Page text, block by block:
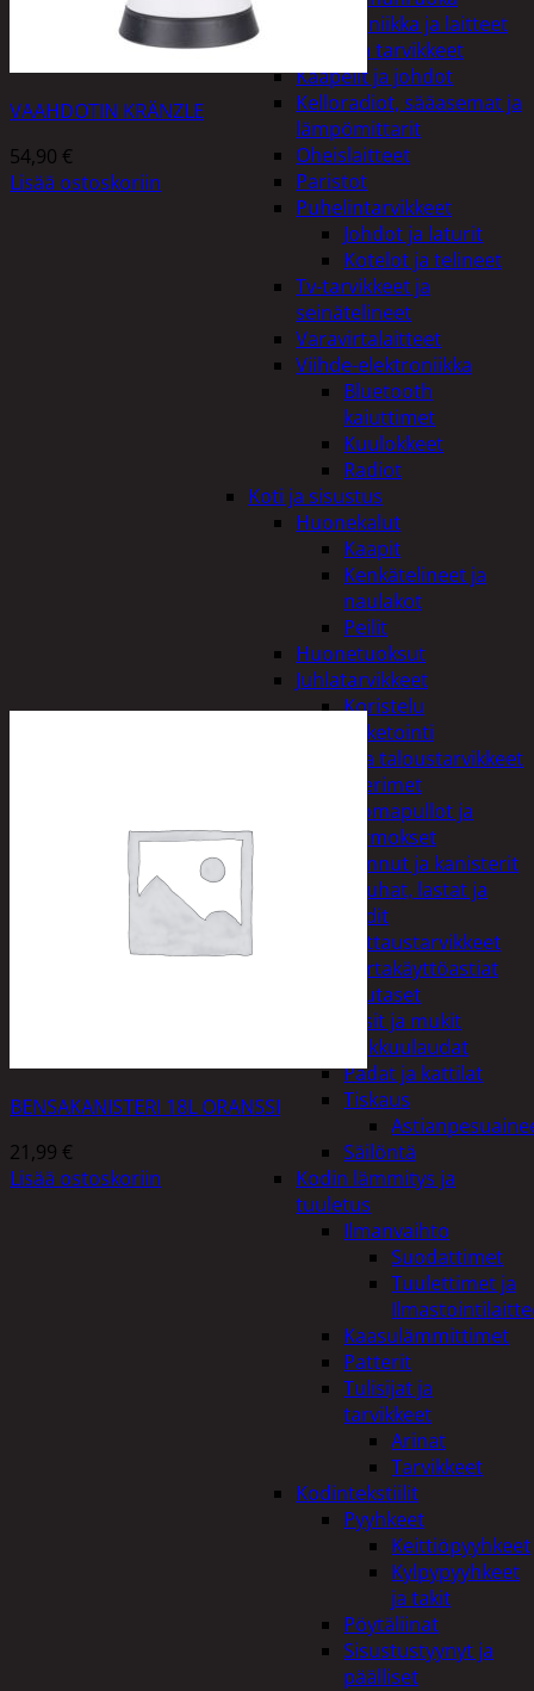
Kodin elektroniikka ja laitteet
Imurit ja tarvikkeet
Kaapelit ja johdot
Kelloradiot, sääasemat ja
lämpömittarit
Oheislaitteet
Paristot
Puhelintarvikkeet
Johdot ja laturit
Kotelot ja telineet
Tv-tarvikkeet ja
seinätelineet
Varavirtalaitteet
Viihde-elektroniikka
Bluetooth
kaiuttimet
Kuulokkeet
Radiot
Koti ja sisustus
Huonekalut
Kaapit
Kenkätelineet ja
naulakot
Peilit
Huonetuoksut
Juhlatarvikkeet
Koristelu
Paketointi
Keittiö ja taloustarvikkeet
Aterimet
Juomapullot ja
termokset
Kannut ja kanisterit
Kauhat, lastat ja
sudit
Kattaustarvikkeet
Kertakäyttöastiat
Lautaset
Lasit ja mukit
Leikkuulaudat
Padat ja kattilat
Tiskaus
Säilöntä
Kodin lämmitys ja
tuuletus
Ilmanvaihto
Suodattimet
Tuulettimet ja
Kaasulämmittimet
Patterit
Tulisijat ja
tarvikkeet
Arinat
Tarvikkeet
Kodintekstiilit
Pyyhkeet
Keittiöpyyhkeet
Kylpypyyhkeet
ja takit
Pöytäliinat
Sisustustyynyt ja
päälliset
VAAHDOTIN KRÄNZLE
54,90 €
Lisää ostoskoriin
BENSAKANISTERI 18L ORANSSI
21,99 €
Lisää ostoskoriin